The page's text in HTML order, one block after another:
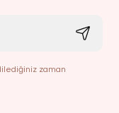
zaman